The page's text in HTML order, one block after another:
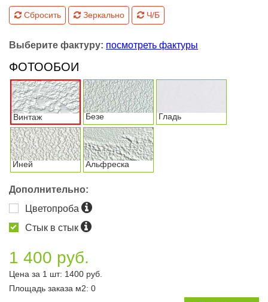
Сбросить Зеркально Ч/Б
Выберите фактуру: посмотреть фактуры
ФОТООБОИ
Винтаж Безе Гладь
Иней Альфреска
Дополнительно:
Цветопроба
Стык в стык
1 400 руб.
Цена за 1 шт: 1400 руб.
Площадь заказа м2: 0